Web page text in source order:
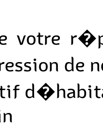
votre
de